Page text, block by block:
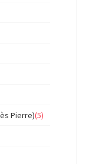
Pierre)(5)